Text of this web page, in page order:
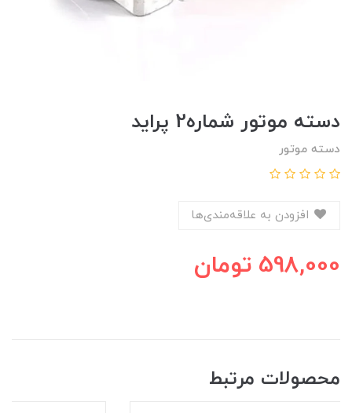
دسته موتور شماره2 پرايد
دسته موتور
598,000 تومان
محصولات مرتبط